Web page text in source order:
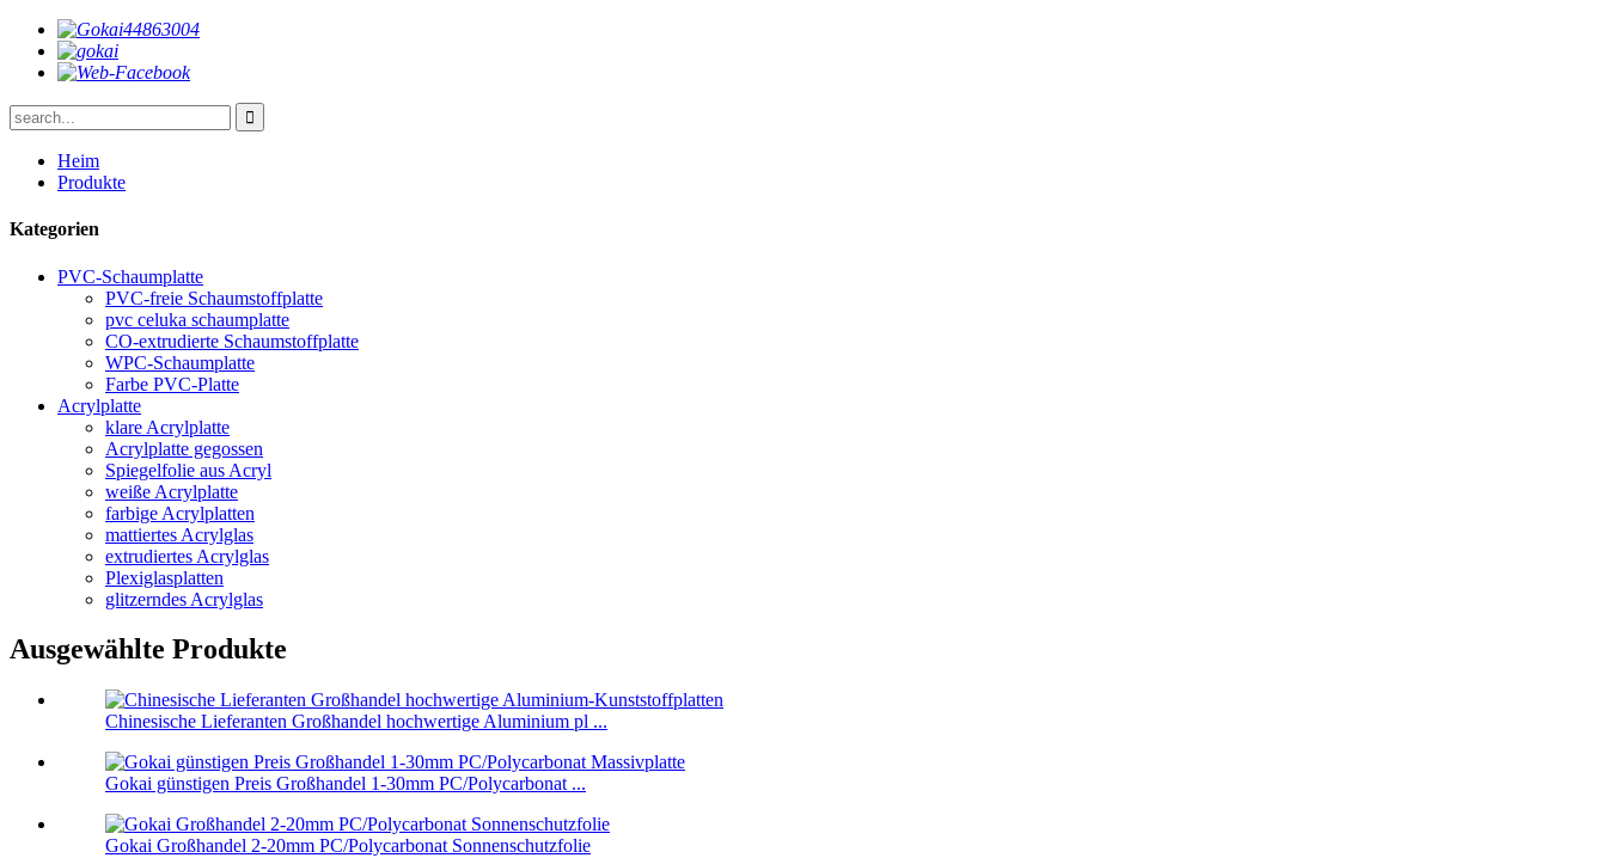
Heim
Produkte
Kategorien
PVC-Schaumplatte
PVC-freie Schaumstoffplatte
pvc celuka schaumplatte
CO-extrudierte Schaumstoffplatte
WPC-Schaumplatte
Farbe PVC-Platte
Acrylplatte
klare Acrylplatte
Acrylplatte gegossen
Spiegelfolie aus Acryl
weiße Acrylplatte
farbige Acrylplatten
mattiertes Acrylglas
extrudiertes Acrylglas
Plexiglasplatten
glitzerndes Acrylglas
Ausgewählte Produkte
Chinesische Lieferanten Großhandel hochwertige Aluminium pl ...
Gokai günstigen Preis Großhandel 1-30mm PC/Polycarbonat ...
Gokai Großhandel 2-20mm PC/Polycarbonat Sonnenschutzfolie